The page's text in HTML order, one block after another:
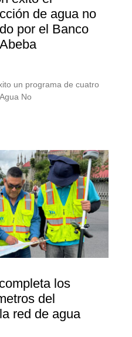
de agua no
por el Banco
un programa de cuatro
No
los
del
red de agua